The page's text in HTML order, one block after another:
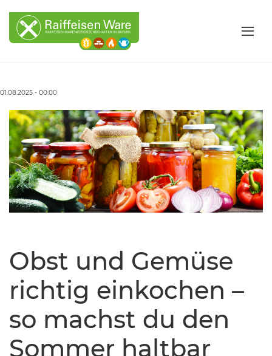
01.08.2025 - 00:00
Obst und Gemüse
richtig einkochen –
so machst du den
Sommer haltbar